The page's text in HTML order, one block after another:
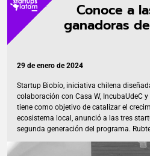
Conoce a
ganadoras
29 de enero de 2024
Startup Biobío, iniciativa chilena
colaboración con Casa W, IncubaUdeC y
tiene como objetivo de catalizar el
ecosistema local, anunció a las tres
segunda generación del programa.
Kendel, y Coloris Biotech, fueron las seis
empresas que participaron del demo